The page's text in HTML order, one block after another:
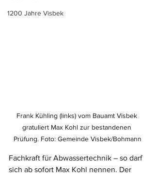
1200 Jahre Visbek
Frank Kühling (links) vom Bauamt Visbek
gratuliert Max Kohl zur bestandenen
Prüfung. Foto: Gemeinde Visbek/Bohmann
Fachkraft für Abwassertechnik – so darf
sich ab sofort Max Kohl nennen. Der